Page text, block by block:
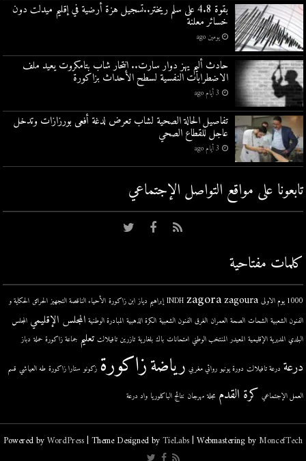
بقوة 4.8 على سلم ريختر..تسجيل هزة أرضية في إقليم ميدلت دون
خسائر معلنة
يومين ago
حادث أليم يهز دوار سارت.. انتحار شاب بتامكروت يعيد ملف
الاضطرابات النفسية لسطح الأحداث بزاكورة
3 أيام ago
تفاصيل الحالة الصحية لشاب تعرض لدغة أفعى بورزازات وتدخل
عاجل للقطاع الصحي
3 أيام ago
تابعونا على مواقع التواصل اﻹجتماعي
كلمات مفتاحية
1000 يوم الاولى INDH zagora zagoura إبراهيم دياز ابن زاكورة الأحياء الناقصة التجهيز الحرائق الحكاية و
الفنون الشعبية الشحات الصحة العمران الغرق الفنون الشعبية الكرة الذهبية المبادرة الوطنية المجلس الإقليمي المجلس
البلدي المديرية الإقليمية المعيدر المنتخب الوطني امتحانات باك بلغارية تازرين تافيلالت تعليم جماعة زاكورة حملة دباز
درعة درعة تافيلالت دورة يونيو روائي مغربي رياضةزاكورة زكونو ستارا زاكورة طه العياشي قسم
العمل الإجتماعي كرة القدم مجلة مهرجان نتائج الباكلوريا واد درعة
Powered byWordPress| Theme Designed byTieLabs| Webmastering byMoncefTech